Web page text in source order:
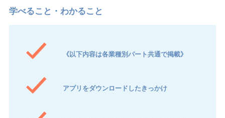
《以下内容は各業種別パート共通で掲載》
アプリをダウンロードしたきっかけ